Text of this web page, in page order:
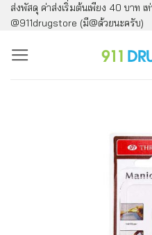
ข้าม
ไป
ยัง
ส่งพัสดุ ค่าส่งเริ่มต้นเพียง 40 บาท เ
@911drugstore (มี@ด้วยนะครับ)